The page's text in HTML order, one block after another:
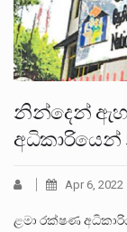
නින්දෙන්
Apr 6, 2022
ළමා රක්ෂණ